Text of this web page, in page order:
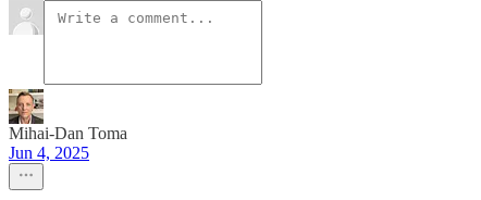
Mihai-Dan Toma
Jun 4, 2025